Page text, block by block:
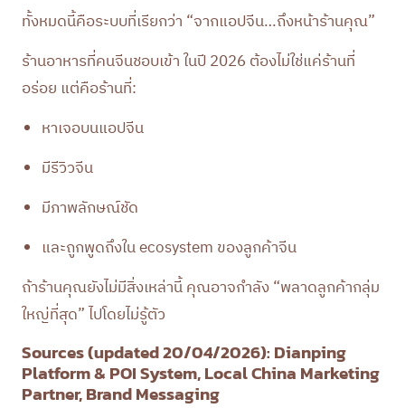
ทั้งหมดนี้คือระบบที่เรียกว่า “จากแอปจีน…ถึงหน้าร้านคุณ”
ร้านอาหารที่คนจีนชอบเข้า ในปี 2026 ต้องไม่ใช่แค่ร้านที่
อร่อย แต่คือร้านที่:
หาเจอบนแอปจีน
มีรีวิวจีน
มีภาพลักษณ์ชัด
และถูกพูดถึงใน ecosystem ของลูกค้าจีน
ถ้าร้านคุณยังไม่มีสิ่งเหล่านี้ คุณอาจกำลัง “พลาดลูกค้ากลุ่ม
ใหญ่ที่สุด” ไปโดยไม่รู้ตัว
Sources (updated 20/04/2026): Dianping
Platform & POI System, Local China Marketing
Partner, Brand Messaging